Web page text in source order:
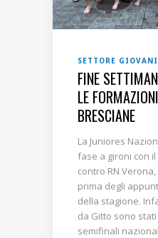
SETTORE
FINE
LE
BRESCIANE
La Juniores
fase a gironi con
contro RN
prima degli
della stagione.
da Gitto sono
semifinali